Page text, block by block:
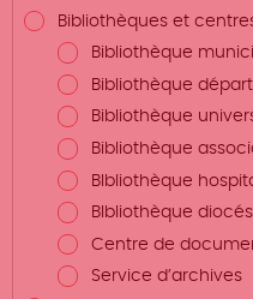
Bibliothèques et
Bibliothèque
Bibliothèque
Bibliothèque
Bibliothèque
BIbliothèque
BIbliothèque
Centre de
Service d’archives